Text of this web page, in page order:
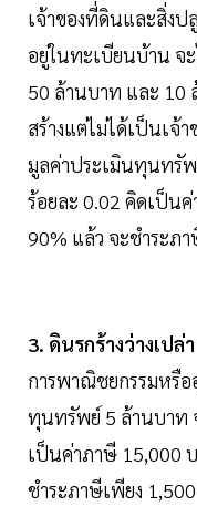
เจ้าของที่ดินและสิ่งป
อยู่ในทะเบียนบ้าน จ
50 ล้านบาท และ 10
สร้างแต่ไม่ได้เป็นเจ้
มูลค่าประเมินทุนทรั
ร้อยละ 0.02 คิดเป็น
90% แล้ว จะชำระภ
3. ดินรกร้างว่างเปล่า
การพาณิชยกรรมหรือ
ทุนทรัพย์ 5 ล้านบาท
เป็นค่าภาษี 15,000
ชำระภาษีเพียง